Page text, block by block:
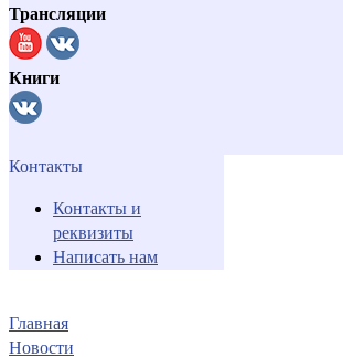
Трансляции
Книги
Контакты
Контакты и
реквизиты
Написать нам
Главная
Новости